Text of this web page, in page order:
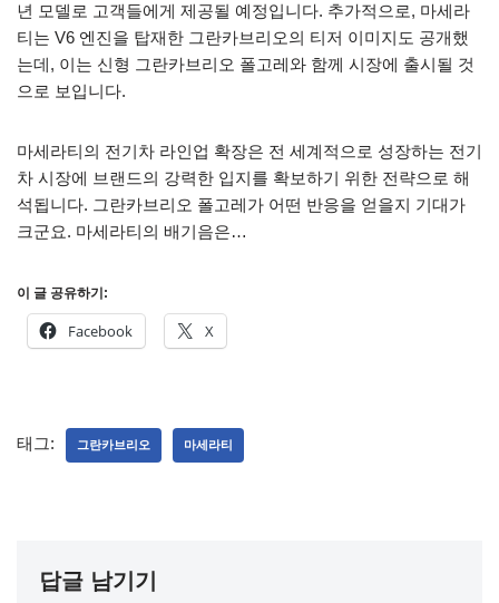
년 모델로 고객들에게 제공될 예정입니다. 추가적으로, 마세라
티는 V6 엔진을 탑재한 그란카브리오의 티저 이미지도 공개했
는데, 이는 신형 그란카브리오 폴고레와 함께 시장에 출시될 것
으로 보입니다.
마세라티의 전기차 라인업 확장은 전 세계적으로 성장하는 전기
차 시장에 브랜드의 강력한 입지를 확보하기 위한 전략으로 해
석됩니다. 그란카브리오 폴고레가 어떤 반응을 얻을지 기대가
크군요. 마세라티의 배기음은…
이 글 공유하기:
Facebook X
태그: 그란카브리오 마세라티
답글 남기기